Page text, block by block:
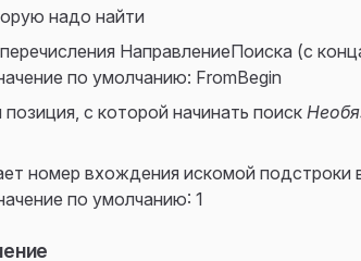
надо найти
НаправлениеПоиска (с
по умолчанию: FromBegin
позиция, с которой начинать поиск
номер вхождения искомой подстроки
по умолчанию: 1